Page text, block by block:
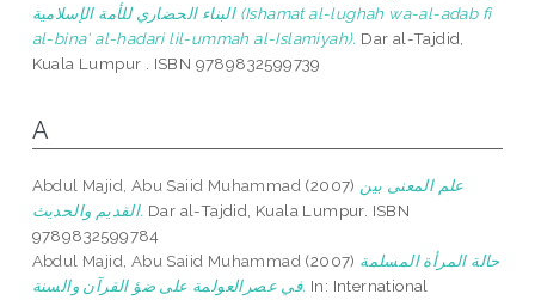
البناء الحضاري للأمة الإسلامية (Ishamat al-lughah wa-al-adab fi
al-bina' al-hadari lil-ummah al-Islamiyah). Dar al-Tajdid,
Kuala Lumpur . ISBN 9789832599739
A
Abdul Majid, Abu Saiid Muhammad (2007) علم المعنى بين
القديم والحديث. Dar al-Tajdid, Kuala Lumpur. ISBN
9789832599784
Abdul Majid, Abu Saiid Muhammad (2007) حالة المرأة المسلمة
في عصرالعولمة على ضؤ القرآن والسنة. In: International